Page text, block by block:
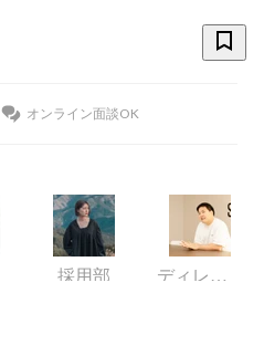
オンライン面談OK
採用部 ディレクター